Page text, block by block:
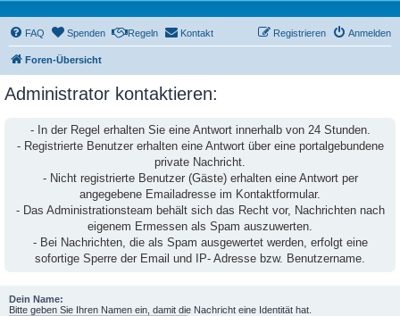
FAQ Spenden Regeln Kontakt Anmelden
Registrieren
Foren-Übersicht
Administrator kontaktieren:
- In der Regel erhalten Sie eine Antwort innerhalb von 24 Stunden.
- Registrierte Benutzer erhalten eine Antwort über eine portalgebundene
private Nachricht.
- Nicht registrierte Benutzer (Gäste) erhalten eine Antwort per
angegebene Emailadresse im Kontaktformular.
- Das Administrationsteam behält sich das Recht vor, Nachrichten nach
eigenem Ermessen als Spam auszuwerten.
- Bei Nachrichten, die als Spam ausgewertet werden, erfolgt eine
sofortige Sperre der Email und IP- Adresse bzw. Benutzername.
Dein Name:
Bitte geben Sie Ihren Namen ein, damit die Nachricht eine Identität hat.